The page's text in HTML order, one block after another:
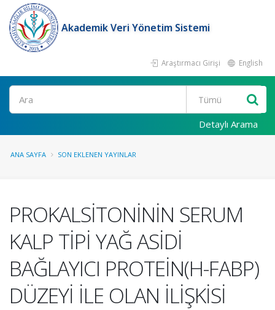
Akademik Veri Yönetim Sistemi
Araştırmacı Girişi English
Ara
Detaylı Arama
ANA SAYFA SON EKLENEN YAYINLAR
PROKALSİTONİNİN SERUM
KALP TİPİ YAĞ ASİDİ
BAĞLAYICI PROTEİN(H-FABP)
DÜZEYİ İLE OLAN İLİŞKİSİ